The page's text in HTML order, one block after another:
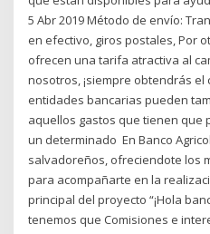
5 Abr 2019 Método de envío:
en efectivo, giros postales, Por
ofrecen una tarifa atractiva al
nosotros, ¡siempre obtendrás el
entidades bancarias pueden
aquellos gastos que tienen que
un determinado En Banco
salvadoreños, ofreciendote los
para acompañarte en la
principal del proyecto “¡Hola
tenemos que Comisiones e